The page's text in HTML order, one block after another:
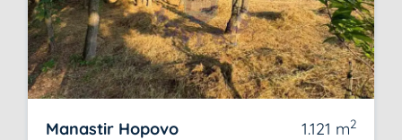
Manastir Hopovo 1.121 m2